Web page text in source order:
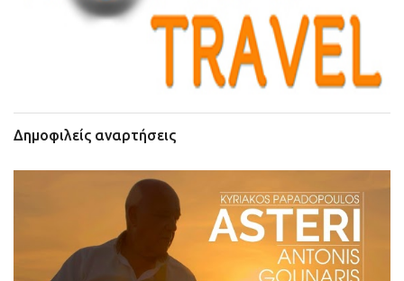
Δημοφιλείς αναρτήσεις